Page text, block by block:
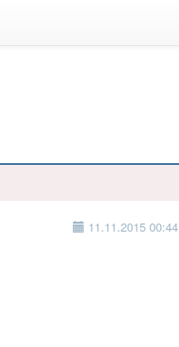
11.11.2015 00:44